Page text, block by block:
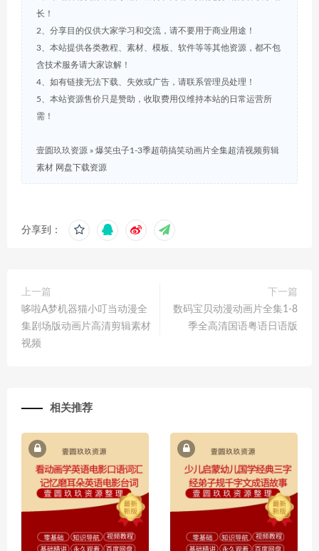
长！
2、分享目的仅供大家学习和交流，请不要用于商业用途！
3、本站提供各类教程、素材、模板、软件等等其他资源，都不包
含技术服务请大家谅解！
4、如有链接无法下载、失效或广告，请联系管理员处理！
5、本站资源售价只是赞助，收取费用仅维持本站的日常运营所
需！
壹圆玖玖资源 » 爆笑虫子1-3季超萌搞笑动画片全集超清视频剪辑
素材 网盘下载资源
分享到：
上一篇
哆啦A梦机器猫小叮当动漫全
集剧场版动画片高清剪辑素材
视频
下一篇
数码宝贝动漫动画片全集1-8
季全高清国语粤语日语版
相关推荐